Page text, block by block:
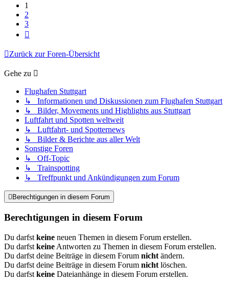
1
2
3
Zurück zur Foren-Übersicht
Gehe zu
Flughafen Stuttgart
↳ Informationen und Diskussionen zum Flughafen Stuttgart
↳ Bilder, Movements und Highlights aus Stuttgart
Luftfahrt und Spotten weltweit
↳ Luftfahrt- und Spotternews
↳ Bilder & Berichte aus aller Welt
Sonstige Foren
↳ Off-Topic
↳ Trainspotting
↳ Treffpunkt und Ankündigungen zum Forum
Berechtigungen in diesem Forum
Berechtigungen in diesem Forum
Du darfst keine neuen Themen in diesem Forum erstellen.
Du darfst keine Antworten zu Themen in diesem Forum erstellen.
Du darfst deine Beiträge in diesem Forum nicht ändern.
Du darfst deine Beiträge in diesem Forum nicht löschen.
Du darfst keine Dateianhänge in diesem Forum erstellen.